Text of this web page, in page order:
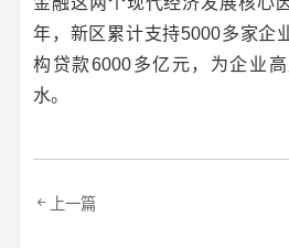
年，新区累计支持5000多家企
构贷款6000多亿元，为企业
水。
上一篇